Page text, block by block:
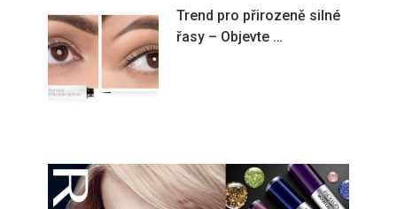
Trend pro přirozeně silné
řasy – Objevte …